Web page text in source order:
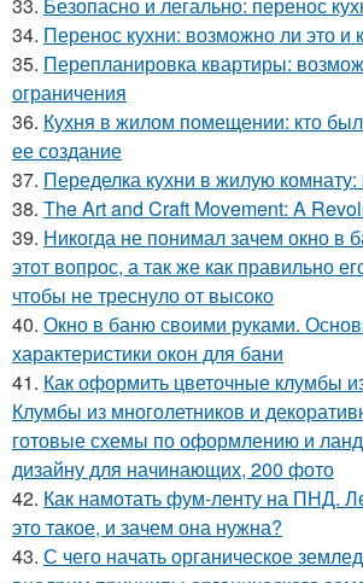
34. Перенос кухни: возможно ли это и
35. Перепланировка квартиры:
ограничения
36. Кухня в жилом помещении: кто был
ее создание
37. Переделка кухни в жилую
38. The Art and Craft Movement: A
39. Никогда не понимал зачем окно в
этот вопрос, а так же как правильно
чтобы не треснуло от высоко
40. Окно в баню своими руками.
характеристики окон для бани
41. Как оформить цветочные клумбы
Клумбы из многолетников и
готовые схемы по оформлению и
дизайну для начинающих, 200 фото
42. Как намотать фум-ленту на ПНД.
это такое, и зачем она нужна?
43. С чего начать органическое